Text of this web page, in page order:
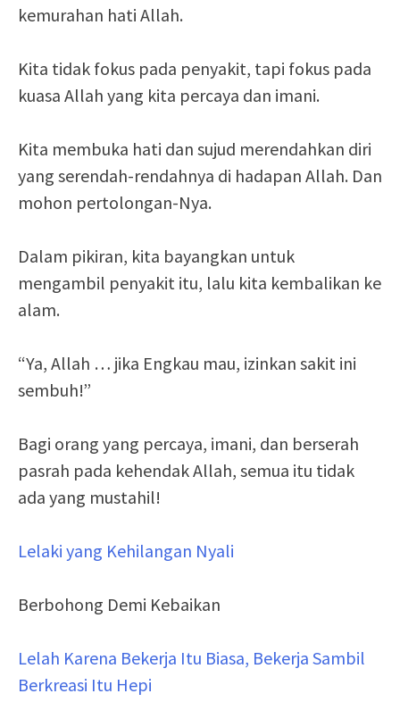
kemurahan hati Allah.
Kita tidak fokus pada penyakit, tapi fokus pada
kuasa Allah yang kita percaya dan imani.
Kita membuka hati dan sujud merendahkan diri
yang serendah-rendahnya di hadapan Allah. Dan
mohon pertolongan-Nya.
Dalam pikiran, kita bayangkan untuk
mengambil penyakit itu, lalu kita kembalikan ke
alam.
“Ya, Allah … jika Engkau mau, izinkan sakit ini
sembuh!”
Bagi orang yang percaya, imani, dan berserah
pasrah pada kehendak Allah, semua itu tidak
ada yang mustahil!
Lelaki yang Kehilangan Nyali
Berbohong Demi Kebaikan
Lelah Karena Bekerja Itu Biasa, Bekerja Sambil
Berkreasi Itu Hepi